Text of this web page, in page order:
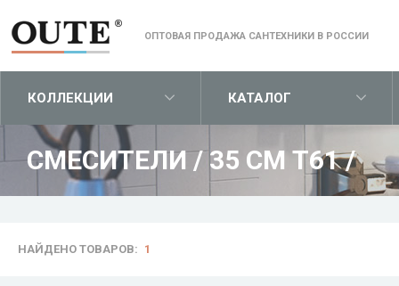
ОПТОВАЯ ПРОДАЖА САНТЕХНИКИ В РОССИИ
КОЛЛЕКЦИИ КАТАЛОГ
СМЕСИТЕЛИ/35 СМ T61/
НАЙДЕНО ТОВАРОВ: 1